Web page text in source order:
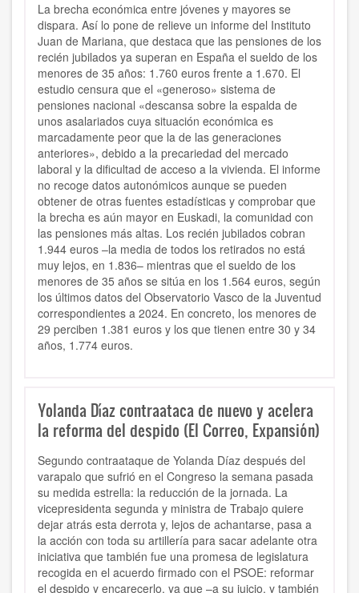
La brecha económica entre jóvenes y mayores se
dispara. Así lo pone de relieve un informe del Instituto
Juan de Mariana, que destaca que las pensiones de los
recién jubilados ya superan en España el sueldo de los
menores de 35 años: 1.760 euros frente a 1.670. El
estudio censura que el «generoso» sistema de
pensiones nacional «descansa sobre la espalda de
unos asalariados cuya situación económica es
marcadamente peor que la de las generaciones
anteriores», debido a la precariedad del mercado
laboral y la dificultad de acceso a la vivienda. El informe
no recoge datos autonómicos aunque se pueden
obtener de otras fuentes estadísticas y comprobar que
la brecha es aún mayor en Euskadi, la comunidad con
las pensiones más altas. Los recién jubilados cobran
1.944 euros –la media de todos los retirados no está
muy lejos, en 1.836– mientras que el sueldo de los
menores de 35 años se sitúa en los 1.564 euros, según
los últimos datos del Observatorio Vasco de la Juventud
correspondientes a 2024. En concreto, los menores de
29 perciben 1.381 euros y los que tienen entre 30 y 34
años, 1.774 euros.
Yolanda Díaz contraataca de nuevo y acelera
la reforma del despido (El Correo, Expansión)
Segundo contraataque de Yolanda Díaz después del
varapalo que sufrió en el Congreso la semana pasada
su medida estrella: la reducción de la jornada. La
vicepresidenta segunda y ministra de Trabajo quiere
dejar atrás esta derrota y, lejos de achantarse, pasa a
la acción con toda su artillería para sacar adelante otra
iniciativa que también fue una promesa de legislatura
recogida en el acuerdo firmado con el PSOE: reformar
el despido y encarecerlo, ya que –a su juicio, y también